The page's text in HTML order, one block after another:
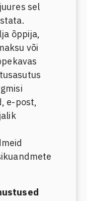
sel
õppija,
või
e-post,